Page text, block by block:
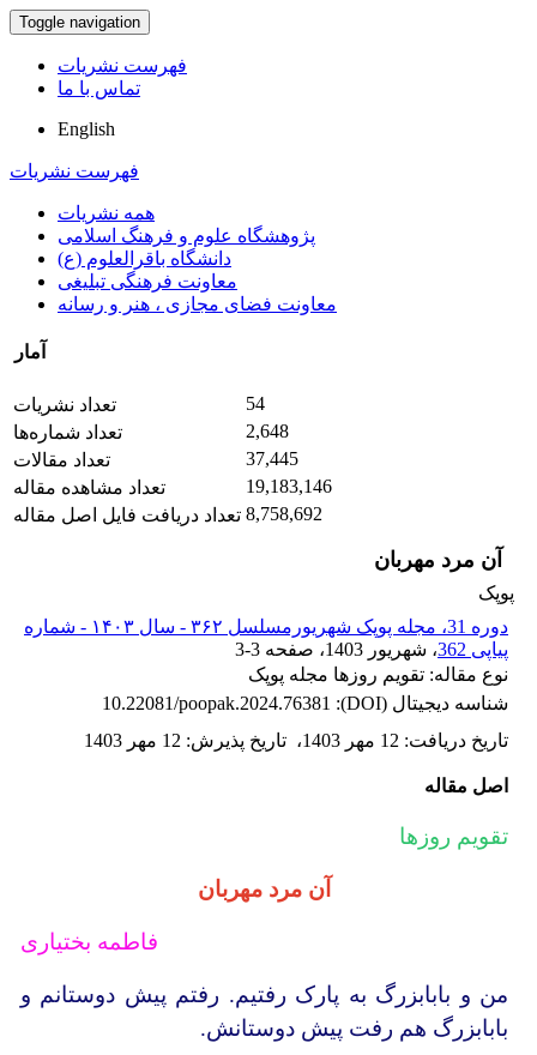
Toggle navigation
فهرست نشریات
تماس با ما
English
فهرست نشریات
همه نشریات
پژوهشگاه علوم و فرهنگ اسلامی
دانشگاه باقرالعلوم (ع)
معاونت فرهنگی تبلیغی
معاونت فضای مجازی ، هنر و رسانه
آمار
تعداد نشریات
54
تعداد شماره‌ها
2,648
تعداد مقالات
37,445
تعداد مشاهده مقاله
19,183,146
تعداد دریافت فایل اصل مقاله 8,758,692
آن مرد مهربان
پوپک
دوره 31، مجله پوپک شهریورمسلسل ۳۶۲ - سال ۱۴۰۳ - شماره
پیاپی 362
، شهریور 1403 ، صفحه 3-3
نوع مقاله: تقویم روزها مجله پوپک
شناسه دیجیتال (DOI):
10.22081/poopak.2024.76381
تاریخ دریافت: 12 مهر 1403 ، تاریخ پذیرش: 12 مهر 1403
اصل مقاله
تقویم روزها
آن مرد مهربان
فاطمه بختیاری
من و بابابزرگ به پارک رفتیم. رفتم پیش دوستانم و
بابابزرگ هم رفت پیش دوستانش.